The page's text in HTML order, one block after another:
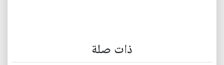
ذات صلة